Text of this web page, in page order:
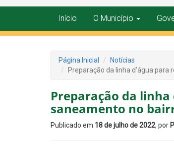
Início O Município
Página Inicial
Notícias
Preparação da linha d’água
Preparação da
saneamento no
Publicado em 18 de julho de 2022, por